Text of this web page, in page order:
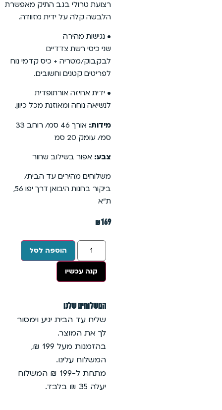
רצועת טרולי בגב התיק מאפשרת
הלבשה קלה על ידית מזוודה.
• נגישות מהירה
שני כיסי רשת צדדיים
לבקבוק/מטריה + כיס קדמי נוח
לפריטים קטנים וחשובים.
• ידית אחיזה אורתופדית
לנשיאה נוחה ומאוזנת מכל כיוון.
מידות:
אורך 46 סמ/ רוחב 33
סמ/ עומק 20 סמ
צבע: אפור בשילוב שחור
משלוחים מהירים עד הבית/
ביקור בחנות היבואן דרך יפו 56,
ת״א
₪169
הוספה לסל
קנה עכשיו
המשלוחים שלנו
שליח עד הבית יגיע וימסור
לך את המוצר.
בהזמנות מעל 199 ₪,
המשלוח עלינו.
מתחת ל-199 ₪ המשלוח
יעלה 35 ₪ בלבד.